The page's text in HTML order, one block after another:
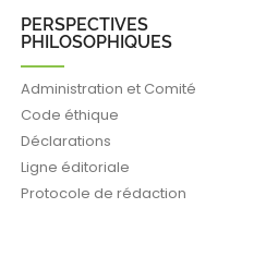
PERSPECTIVES
PHILOSOPHIQUES
Administration et Comité
Code éthique
Déclarations
Ligne éditoriale
Protocole de rédaction